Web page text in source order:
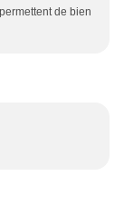
de bien